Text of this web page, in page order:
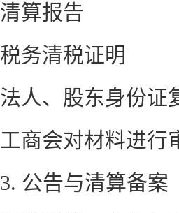
清算报告
税务清税证明
法人、股东身份证
工商会对材料进行
3. 公告与清算备案